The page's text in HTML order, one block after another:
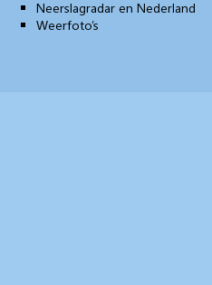
Neerslagradar en Nederland
Weerfoto’s